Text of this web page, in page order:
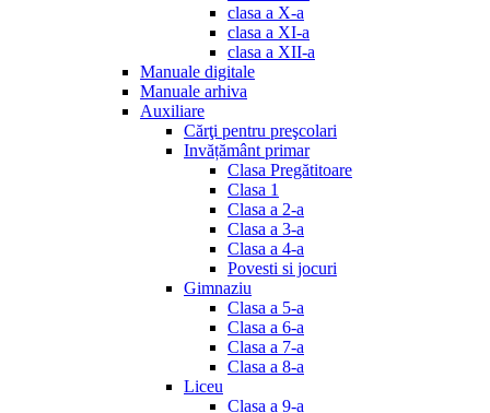
clasa a X-a
clasa a XI-a
clasa a XII-a
Manuale digitale
Manuale arhiva
Auxiliare
Cărţi pentru preşcolari
Invățământ primar
Clasa Pregătitoare
Clasa 1
Clasa a 2-a
Clasa a 3-a
Clasa a 4-a
Povesti si jocuri
Gimnaziu
Clasa a 5-a
Clasa a 6-a
Clasa a 7-a
Clasa a 8-a
Liceu
Clasa a 9-a